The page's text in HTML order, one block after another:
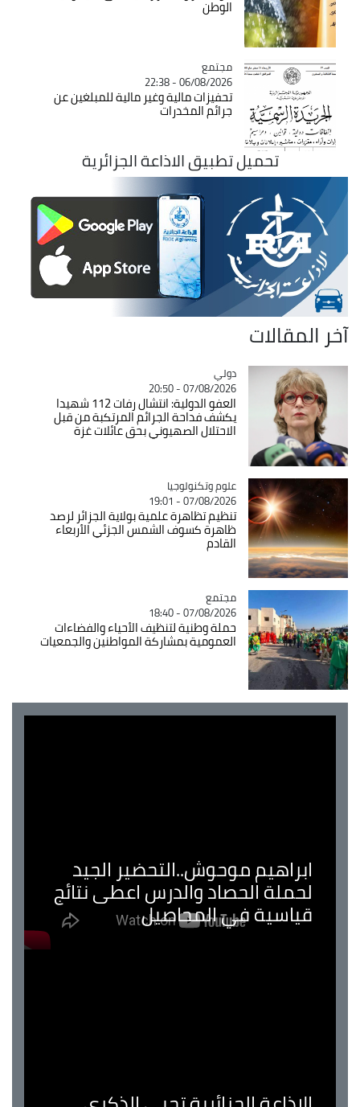
الوطن
Catégorie
مجتمع
06/08/2026 - 22:38
تحفيزات مالية وغير مالية للمبلغين عن
جرائم المخدرات
تحميل تطبيق الاذاعة الجزائرية
آخر المقالات
Catégorie
دولي
07/08/2026 - 20:50
العفو الدولية: انتشال رفات 112 شهيدا
يكشف فداحة الجرائم المرتكبة من قبل
الاحتلال الصهيوني بحق عائلات غزة
Catégorie
علوم وتكنولوجيا
07/08/2026 - 19:01
تنظيم تظاهرة علمية بولاية الجزائر لرصد
ظاهرة كسوف الشمس الجزئي الأربعاء
القادم
Catégorie
مجتمع
07/08/2026 - 18:40
حملة وطنية لتنظيف الأحياء والفضاءات
العمومية بمشاركة المواطنين والجمعيات
ابراهيم موحوش..التحضير الجيد
لحملة الحصاد والدرس اعطى نتائج
قياسية في المحاصيل